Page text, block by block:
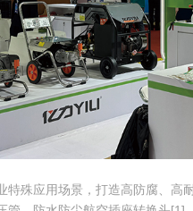
特殊应用场景，打造高防腐、高